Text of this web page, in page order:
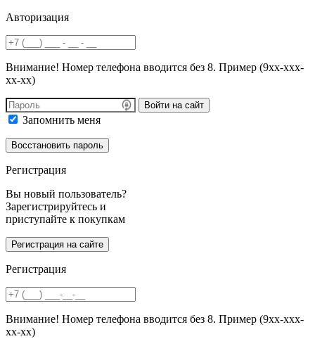
Авторизация
Внимание! Номер телефона вводится без 8. Пример (9хх-ххх-
хх-хх)
Войти на сайт
Запомнить меня
Регистрация
Вы новый пользователь?
Зарегистрируйтесь и
приступайте к покупкам
Регистрация
Внимание! Номер телефона вводится без 8. Пример (9хх-ххх-
хх-хх)